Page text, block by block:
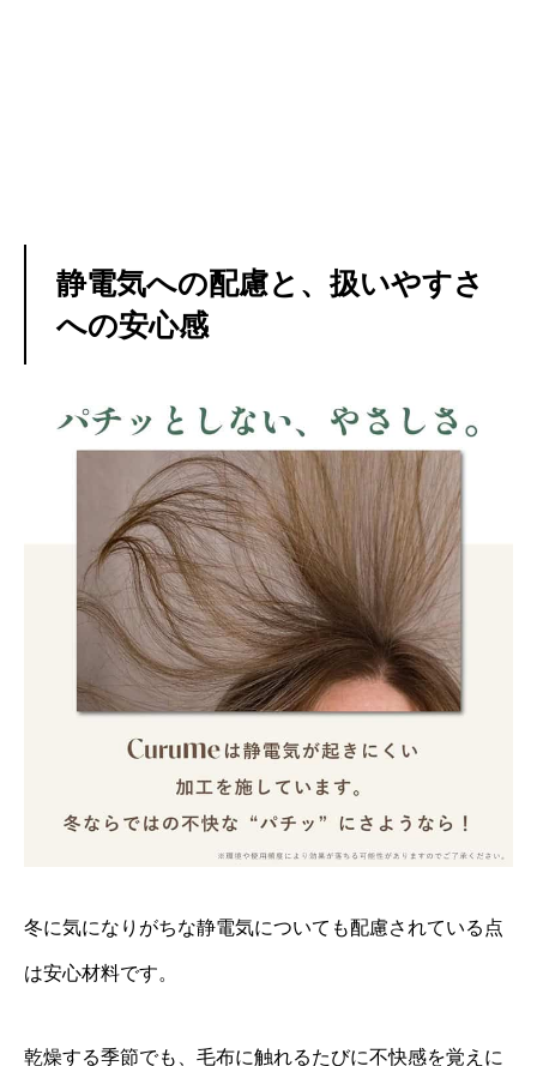
静電気への配慮と、扱いやすさ
への安心感
冬に気になりがちな静電気についても配慮されている点
は安心材料です。
乾燥する季節でも、毛布に触れるたびに不快感を覚えに